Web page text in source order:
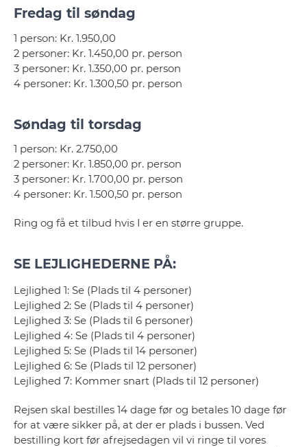
Fredag til søndag
1 person: Kr. 1.950,00
2 personer: Kr. 1.450,00 pr. person
3 personer: Kr. 1.350,00 pr. person
4 personer: Kr. 1.300,50 pr. person
Søndag til torsdag
1 person: Kr. 2.750,00
2 personer: Kr. 1.850,00 pr. person
3 personer: Kr. 1.700,00 pr. person
4 personer: Kr. 1.500,50 pr. person
Ring og få et tilbud hvis I er en større gruppe.
SE LEJLIGHEDERNE PÅ:
Lejlighed 1: Se (Plads til 4 personer)
Lejlighed 2: Se (Plads til 4 personer)
Lejlighed 3: Se (Plads til 6 personer)
Lejlighed 4: Se (Plads til 4 personer)
Lejlighed 5: Se (Plads til 14 personer)
Lejlighed 6: Se (Plads til 12 personer)
Lejlighed 7: Kommer snart (Plads til 12 personer)
Rejsen skal bestilles 14 dage før og betales 10 dage før
for at være sikker på, at der er plads i bussen. Ved
bestilling kort før afrejsedagen vil vi ringe til vores